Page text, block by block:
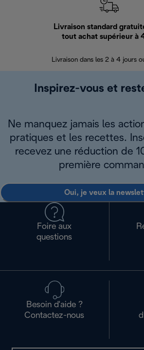
Livraison standard
tout achat supérieur à
Livraison dans les 2 à 4 jours
Inspirez-vous et
Ne manquez jamais les
pratiques et les recettes.
recevez une réduction de
première
Oui, je veux la
Foire aux
questions
Besoin d'aide ?
Contactez-nous